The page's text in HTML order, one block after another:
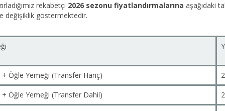
rekabetçi 2026 sezonu fiyatlandırmalarına aşağıdaki
değişiklik göstermektedir.
Öğle Yemeği (Transfer Hariç)
Öğle Yemeği (Transfer Dahil)